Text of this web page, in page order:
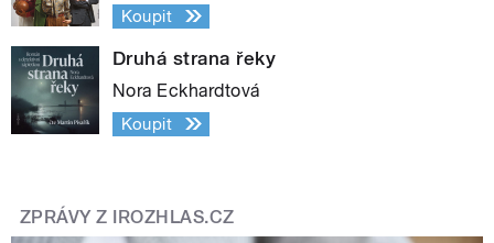
Koupit
Druhá strana řeky
Nora Eckhardtová
Koupit
ZPRÁVY Z IROZHLAS.CZ